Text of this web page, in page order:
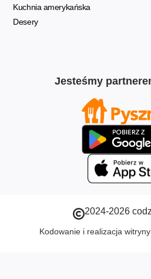
Kuchnia amerykańska
Desery
Jesteśmy
2024-2026
Kodowanie i realizacja